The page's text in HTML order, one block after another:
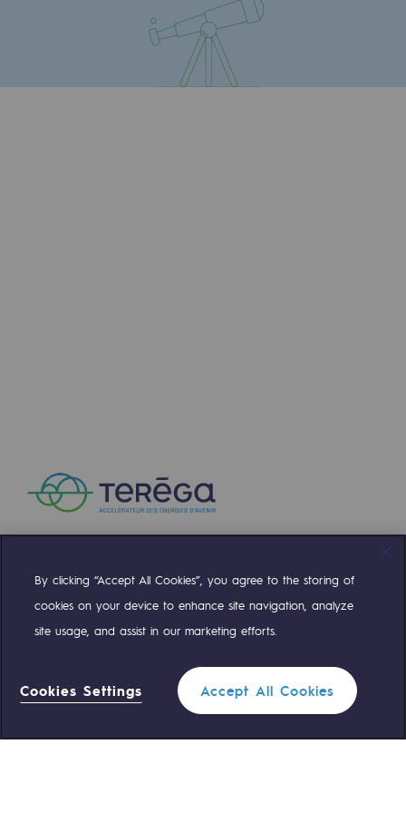
Communiqués de presse
Filtrer 1
Compte TwitterCompte Facebook
Compte LinkedinCompte Youtube
Standard Teréga 0 559 133 400
By clicking “Accept All Cookies”, you agree to the storing of
cookies on your device to enhance site navigation, analyze
site usage, and assist in our marketing efforts.
Cookies Settings Accept All Cookies